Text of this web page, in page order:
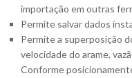
importação em outras
Permite salvar dados
Permite a superposição
velocidade do arame,
Conforme